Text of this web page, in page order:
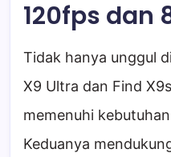
120fps dan
Tidak hanya unggul
X9 Ultra dan Find
memenuhi
Keduanya